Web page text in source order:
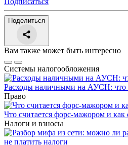
Поделиться
Вам также может быть интересно
Системы налогообложения
Расходы наличными на АУСН: что
Право
Что считается форс-мажором и как
Налоги и взносы